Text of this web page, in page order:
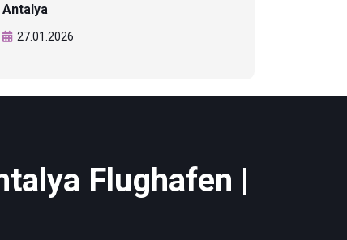
Antalya
27.01.2026
Flughafen |